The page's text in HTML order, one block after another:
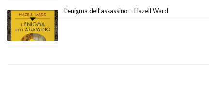
L’enigma dell’assassino – Hazell Ward